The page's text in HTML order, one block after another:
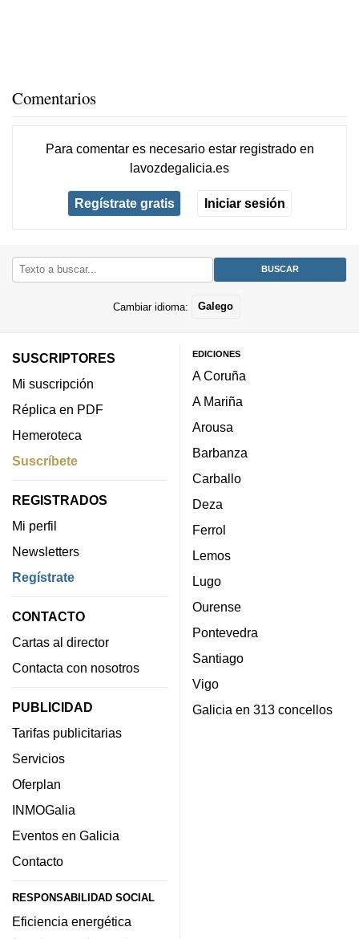
Comentarios
Para comentar es necesario estar registradoen
lavozdegalicia.es
Regístrate gratis Iniciar sesión
Cambiar idioma: Galego
SUSCRIPTORES
Mi suscripción
Réplica en PDF
Hemeroteca
Suscríbete
REGISTRADOS
Mi perfil
Newsletters
Regístrate
CONTACTO
Cartas al director
Contacta con nosotros
PUBLICIDAD
Tarifas publicitarias
Servicios
Oferplan
INMOGalia
Eventos en Galicia
Contacto
RESPONSABILIDAD SOCIAL
Eficiencia energética
EDICIONES
A Coruña
A Mariña
Arousa
Barbanza
Carballo
Deza
Ferrol
Lemos
Lugo
Ourense
Pontevedra
Santiago
Vigo
Galicia en 313 concellos